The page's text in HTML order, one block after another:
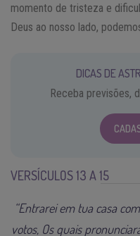
momento de tristeza e
Deus ao nosso lado,
DICAS DE
Receba previsões,
VERSÍCULOS 13 A 15
“Entrarei em tua casa
votos, Os quais